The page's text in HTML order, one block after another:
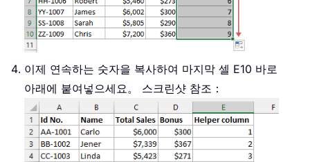
이제 연속하는 숫자을 복사하여 마지막 셀 E10 바로
아래에 붙여넣으세요。 스크린샷 참조：